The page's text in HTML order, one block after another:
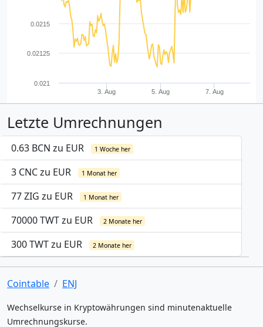
3. Aug 5. Aug 7. Aug
0.021
0.02125
0.0215
Letzte Umrechnungen
0.63 BCN zu EUR 1 Woche her
3 CNC zu EUR 1 Monat her
77 ZIG zu EUR 1 Monat her
70000 TWT zu EUR 2 Monate her
300 TWT zu EUR 2 Monate her
Cointable ENJ
Wechselkurse in Kryptowährungen sind minutenaktuelle
Umrechnungskurse.